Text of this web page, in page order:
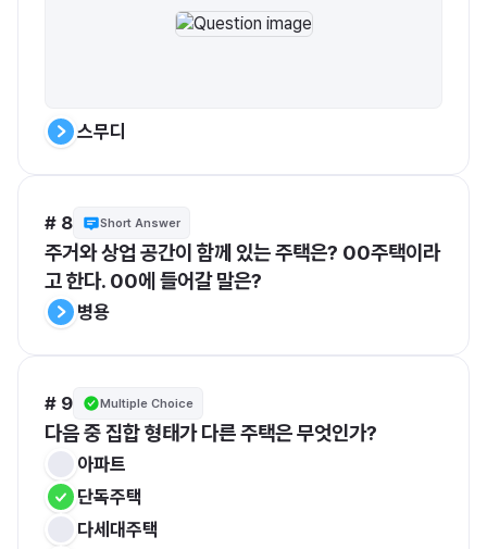
스무디
# 8 Short Answer
주거와 상업 공간이 함께 있는 주택은? 00주택이라
고 한다. 00에 들어갈 말은?
병용
# 9 Multiple Choice
다음 중 집합 형태가 다른 주택은 무엇인가?
아파트
단독주택
다세대주택